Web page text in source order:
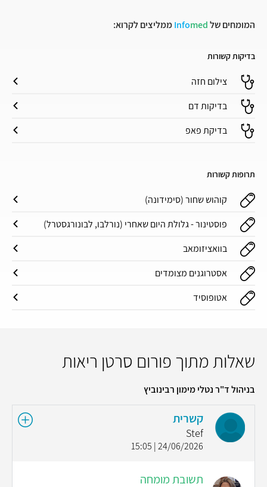
המומחים של Infomed ממליצים לקרוא:
בדיקות קשורות
צילום חזה
בדיקות דם
בדיקת פאפ
תרופות קשורות
קוהוש שחור (סימידונה)
פוסטינור - גלולת היום שאחרי (נורלבו, לבונורגסטרל)
בוואציזומאב
אסטרוגנים מצומדים
אטופוסיד
שאלות מתוך פורום סרטן ריאות
בניהול ד"ר נטלי מימון רבינוביץ
קשרית
Stef
24/06/2026 | 15:05
תשובת מומחה